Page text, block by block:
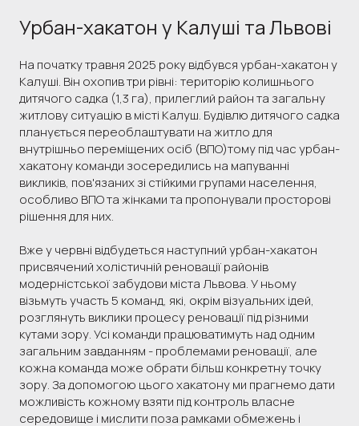
Урбан-хакатон у Калуші та Львові
На початку травня 2025 року відбувся урбан-хакатон у
Калуші. Він охопив три рівні: територію колишнього
дитячого садка (1,3 га), прилеглий район та загальну
житлову ситуацію в місті Калуш. Будівлю дитячого садка
планується переоблаштувати на житло для
внутрішньо переміщених осіб (ВПО)тому під час урбан-
хакатону команди зосередились на мапуванні
викликів, пов'язаних зі стійкими групами населення,
особливо ВПО та жінками та пропонували просторові
рішення для них.
Вже у червні відбудеться наступний урбан-хакатон
присвячений холістичній реновації районів
модерністської забудови міста Львова. У ньому
візьмуть участь 5 команд, які, окрім візуальних ідей,
розглянуть виклики процесу реновації під різними
кутами зору. Усі команди працюватимуть над одним
загальним завданням - проблемами реновації, але
кожна команда може обрати більш конкретну точку
зору. За допомогою цього хакатону ми прагнемо дати
можливість кожному взяти під контроль власне
середовище і мислити поза рамками обмежень і